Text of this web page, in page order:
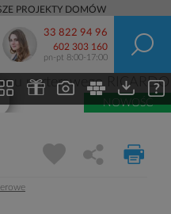
PROJEKTY DOMÓW
33 822 94 96
602 303 160
pn-pt 8:00-17:00
NOWOŚĆ